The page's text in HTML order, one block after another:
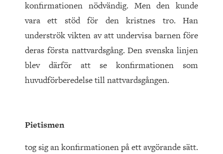
konfirmationen nödvändig. Men den kunde
vara ett stöd för den kristnes tro. Han
underströk vikten av att undervisa barnen före
deras första nattvardsgång. Den svenska linjen
blev därför att se konfirmationen som
huvudförberedelse till nattvardsgången.
Pietismen
tog sig an konfirmationen på ett avgörande sätt.